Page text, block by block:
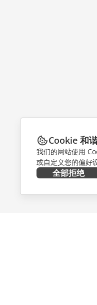
Cookie 和
我们的网站使用
或自定义您的偏好
全部拒绝